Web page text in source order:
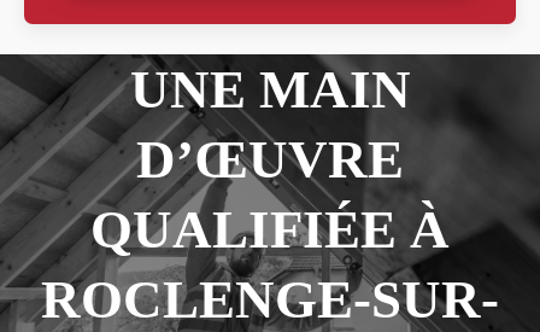
UNE MAIN
D’ŒUVRE
QUALIFIÉE À
ROCLENGE-SUR-